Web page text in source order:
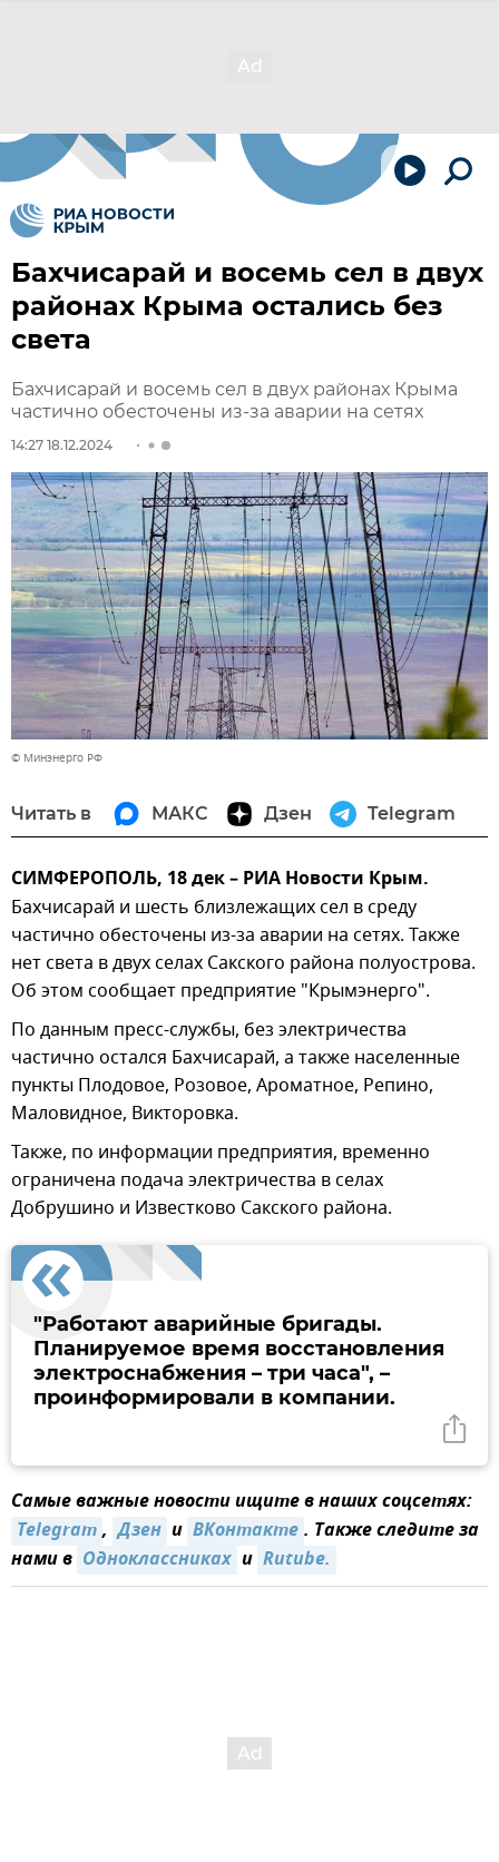
Бахчисарай и восемь сел в двух
районах Крыма остались без
света
Бахчисарай и восемь сел в двух районах Крыма
частично обесточены из-за аварии на сетях
14:27 18.12.2024
© Минэнерго РФ
Читать в МАКС Дзен Telegram
СИМФЕРОПОЛЬ, 18 дек – РИА Новости Крым.
Бахчисарай и шесть близлежащих сел в среду
частично обесточены из-за аварии на сетях. Также
нет света в двух селах Сакского района полуострова.
Об этом сообщает предприятие "Крымэнерго".
По данным пресс-службы, без электричества
частично остался Бахчисарай, а также населенные
пункты Плодовое, Розовое, Ароматное, Репино,
Маловидное, Викторовка.
Также, по информации предприятия, временно
ограничена подача электричества в селах
Добрушино и Известково Сакского района.
"Работают аварийные бригады.
Планируемое время восстановления
электроснабжения – три часа", –
проинформировали в компании.
Самые важные новости ищите в наших соцсетях:
Telegram, Дзен и ВКонтакте. Также следите за
нами в Одноклассниках и Rutube.